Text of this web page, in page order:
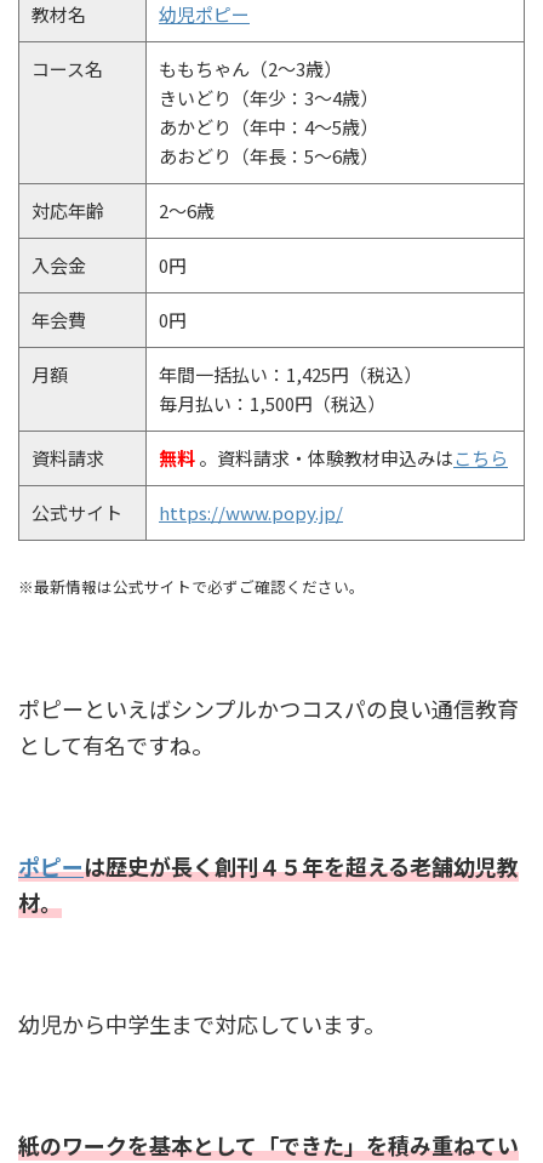
教材名 幼児ポピー
コース名
ももちゃん（2～3歳）
きいどり（年少：3～4歳）
あかどり（年中：4～5歳）
あおどり（年長：5～6歳）
対応年齢 2～6歳
入会金 0円
年会費 0円
月額
年間一括払い：1,425円（税込）
毎月払い：1,500円（税込）
資料請求 無料。資料請求・体験教材申込みはこちら
公式サイト https://www.popy.jp/
※最新情報は公式サイトで必ずご確認ください。
ポピーといえばシンプルかつコスパの良い通信教育
として有名ですね。
ポピーは歴史が長く創刊４５年を超える老舗幼児教
材。
幼児から中学生まで対応しています。
紙のワークを基本として「できた」を積み重ねてい